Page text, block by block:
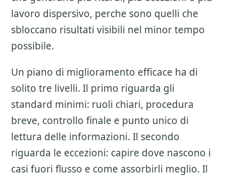
lavoro dispersivo, perche sono quelli che
sbloccano risultati visibili nel minor tempo
possibile.
Un piano di miglioramento efficace ha di
solito tre livelli. Il primo riguarda gli
standard minimi: ruoli chiari, procedura
breve, controllo finale e punto unico di
lettura delle informazioni. Il secondo
riguarda le eccezioni: capire dove nascono i
casi fuori flusso e come assorbirli meglio. Il